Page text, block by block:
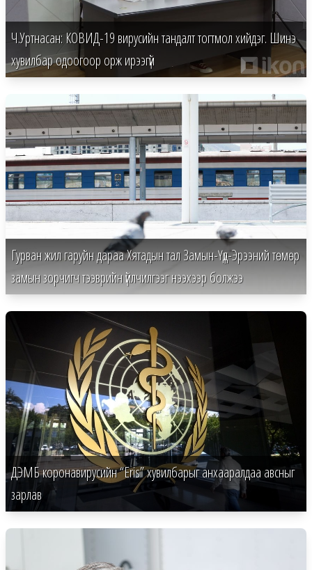
Ч.Уртнасан: КОВИД-19 вирусийн тандалт тогтмол хийдэг. Шинэ
хувилбар одоогоор орж ирээгүй
Гурван жил гаруйн дараа Хятадын тал Замын-Үүд-Эрээний төмөр
замын зорчигч тээврийн үйлчилгээг нээхээр болжээ
ДЭМБ коронавирусийн “Eris” хувилбарыг анхааралдаа авсныг
зарлав